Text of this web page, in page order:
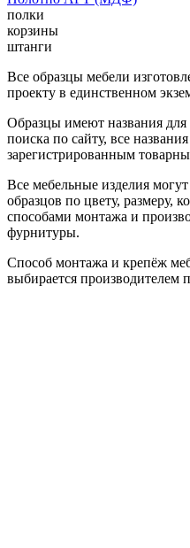
полки
корзины
штанги
Все образцы мебели
проекту в единственном
Образцы имеют названия для
поиска по сайту, все
зарегистрированным
Все мебельные изделия
образцов по цвету, размеру,
способами монтажа и
фурнитуры.
Способ монтажа и крепёж
выбирается производителем